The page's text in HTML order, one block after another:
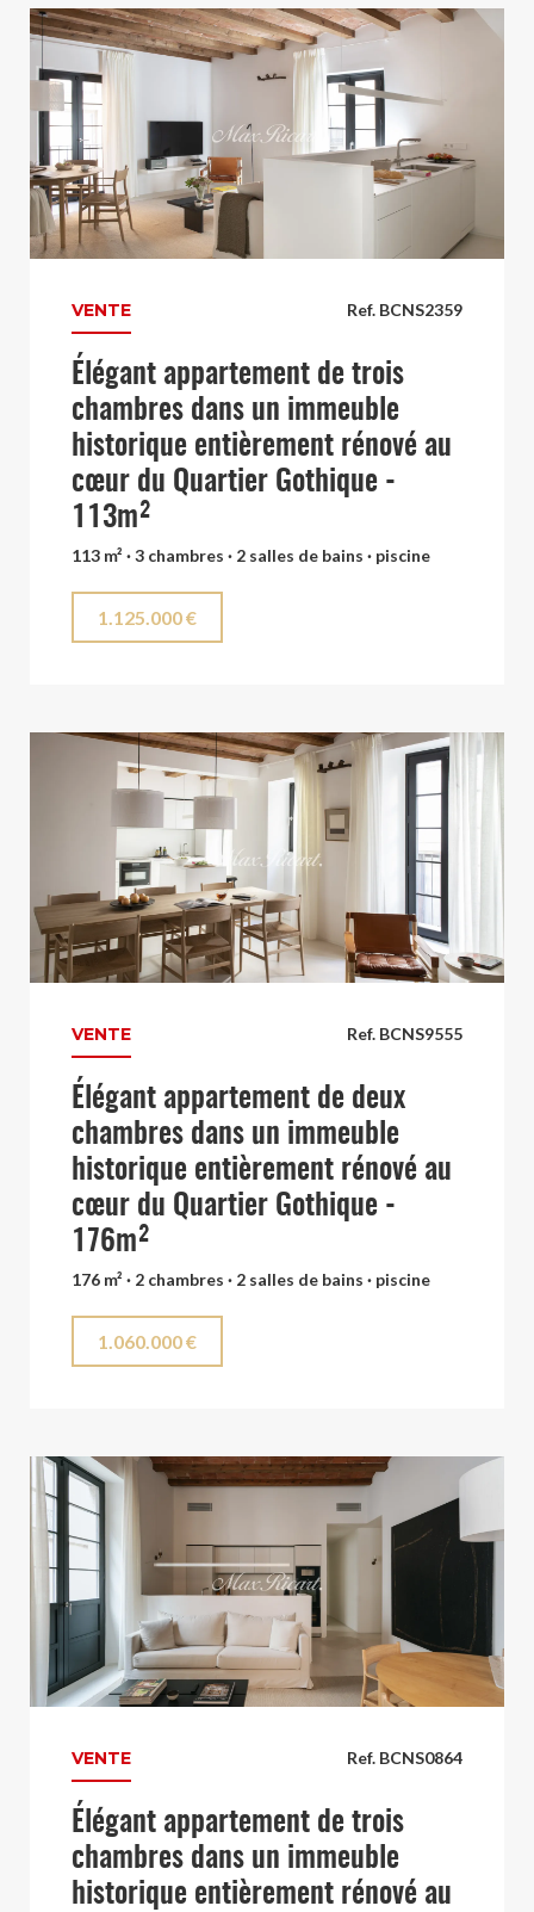
Ref. BCNS2359
VENTE
Élégant appartement de trois
chambres dans un immeuble
historique entièrement rénové au
cœur du Quartier Gothique -
113m²
113 m² · 3 chambres · 2 salles de bains · piscine
1.125.000 €
Ref. BCNS9555
VENTE
Élégant appartement de deux
chambres dans un immeuble
historique entièrement rénové au
cœur du Quartier Gothique -
176m²
176 m² · 2 chambres · 2 salles de bains · piscine
1.060.000 €
Ref. BCNS0864
VENTE
Élégant appartement de trois
chambres dans un immeuble
historique entièrement rénové au